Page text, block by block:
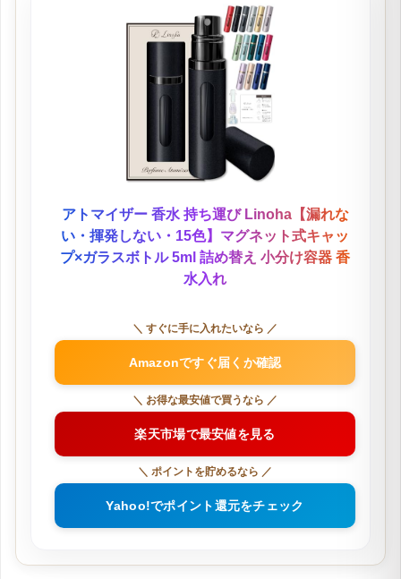
アトマイザー 香水 持ち運び Linoha【漏れな
い・揮発しない・15色】マグネット式キャッ
プ×ガラスボトル 5ml 詰め替え 小分け容器 香
水入れ
＼ すぐに手に入れたいなら ／
Amazonですぐ届くか確認
＼ お得な最安値で買うなら ／
楽天市場で最安値を見る
＼ ポイントを貯めるなら ／
Yahoo!でポイント還元をチェック